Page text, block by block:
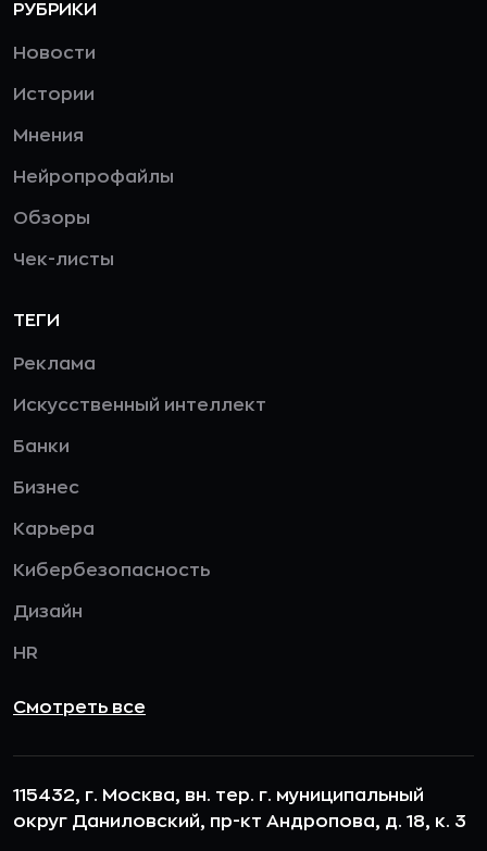
РУБРИКИ
Новости
Истории
Мнения
Нейропрофайлы
Обзоры
Чек-листы
ТЕГИ
Реклама
Искусственный интеллект
Банки
Бизнес
Карьера
Кибербезопасность
Дизайн
HR
Смотреть все
115432, г. Москва, вн. тер. г. муниципальный
округ Даниловский, пр-кт Андропова, д. 18, к. 3